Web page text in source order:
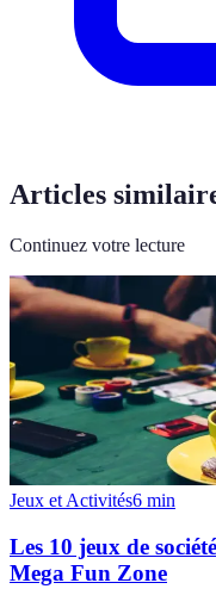
Articles
Continuez votre lecture
Jeux et Activités6 min
Les 10 jeux de
Mega Fun Zone